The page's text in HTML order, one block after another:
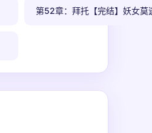
第52章：拜托【完结】妖女莫